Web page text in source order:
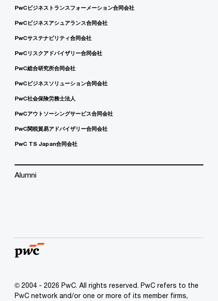
PwCビジネストランスフォーメーション合同会社
PwCビジネスアシュアランス合同会社
PwCサステナビリティ合同会社
PwCリスクアドバイザリー合同会社
PwC総合研究所合同会社
PwCビジネスソリューション合同会社
PwC社会保険労務士法人
PwCアウトソーシングサービス合同会社
PwC関税貿易アドバイザリー合同会社
PwC TS Japan合同会社
Alumni
© 2004 - 2026 PwC. All rights reserved. PwC refers to the
PwC network and/or one or more of its member firms,